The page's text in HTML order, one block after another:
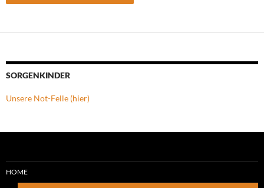
SORGENKINDER
Unsere Not-Felle (hier)
HOME